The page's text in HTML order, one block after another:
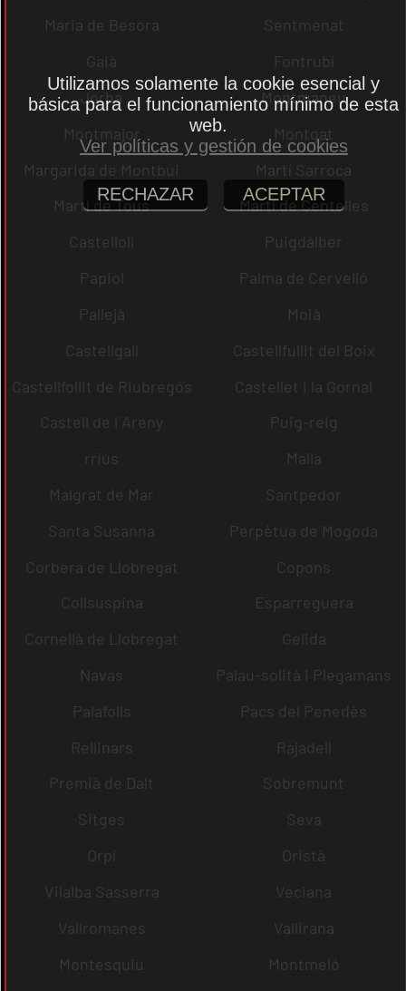
Maria de Besora
Sentmenat
Gaià
Fontrubí
Jorba
Montmaneu
Montmajor
Montgat
Margarida de Montbui
Martí Sarroca
Martí de Tous
Martí de Centelles
Castellolí
Puigdàlber
Papiol
Palma de Cervelló
Pallejà
Moià
Castellgalí
Castellfullit del Boix
Castellfollit de Riubregós
Castellet i la Gornal
Castell de l´Areny
Puig-reig
rrius
Malla
Malgrat de Mar
Santpedor
Santa Susanna
Perpètua de Mogoda
Corbera de Llobregat
Copons
Collsuspina
Esparreguera
Cornellà de Llobregat
Gelida
Navas
Palau-solità i Plegamans
Palafolls
Pacs del Penedès
Rellinars
Rajadell
Premià de Dalt
Sobremunt
Sitges
Seva
Orpí
Oristà
Vilalba Sasserra
Veciana
Vallromanes
Vallirana
Montesquiu
Montmeló
Utilizamos solamente la cookie esencial y
básica para el funcionamiento mínimo de esta
web.
Ver políticas y gestión de cookies
RECHAZAR ACEPTAR